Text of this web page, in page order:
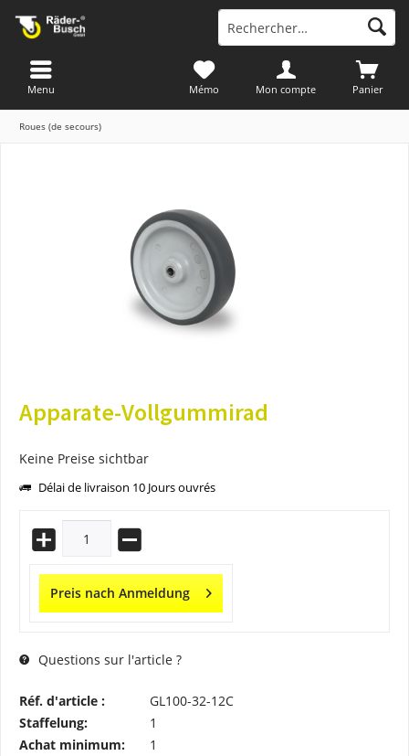
Panier
Mémo Mon compte
Menu
Roues (de secours)
Apparate-Vollgummirad
Keine Preise sichtbar
Délai de livraison 10 Jours ouvrés
Preis nach Anmeldung
Questions sur l'article ?
Réf. d'article :
GL100-32-12C
Staffelung:
1
Achat minimum:
1